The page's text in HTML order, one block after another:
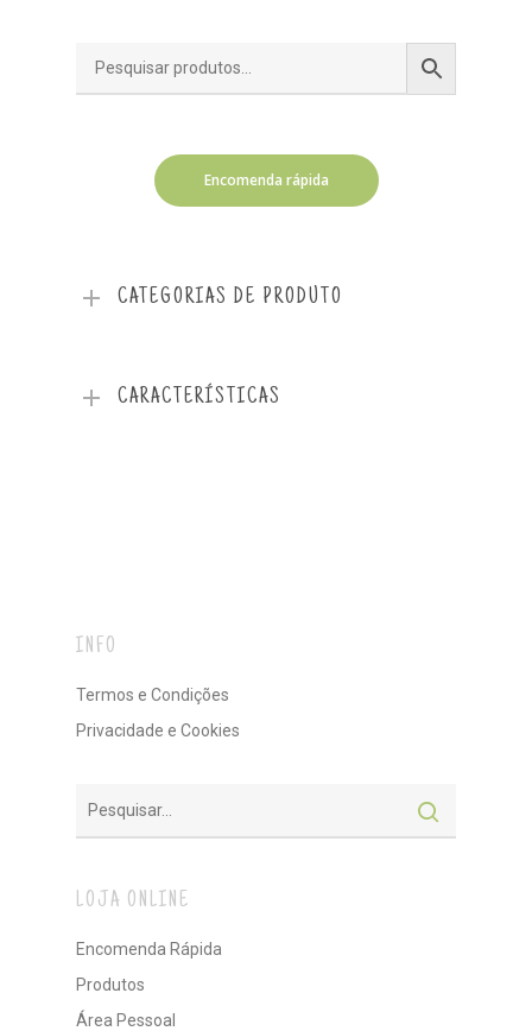
Encomenda rápida
CATEGORIAS DE PRODUTO
CARACTERÍSTICAS
INFO
Termos e Condições
Privacidade e Cookies
LOJA ONLINE
Encomenda Rápida
Produtos
Área Pessoal